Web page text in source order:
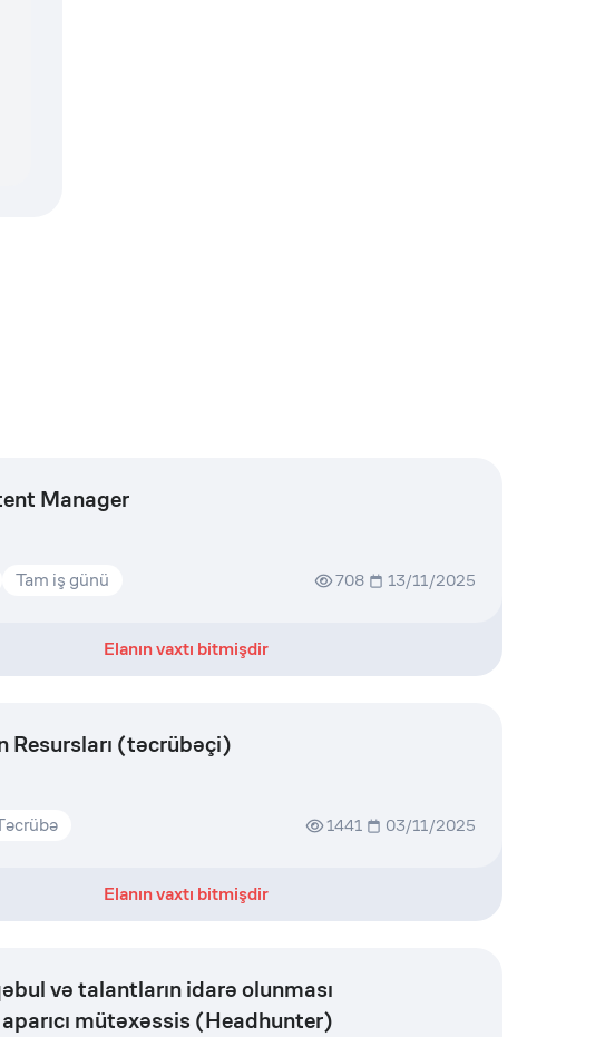
Manager
Tam iş günü 708 13/11/2025
Elanın vaxtı bitmişdir
Resursları (təcrübəçi)
1441 03/11/2025
Elanın vaxtı bitmişdir
və talantların idarə olunması
mütəxəssis (Headhunter)